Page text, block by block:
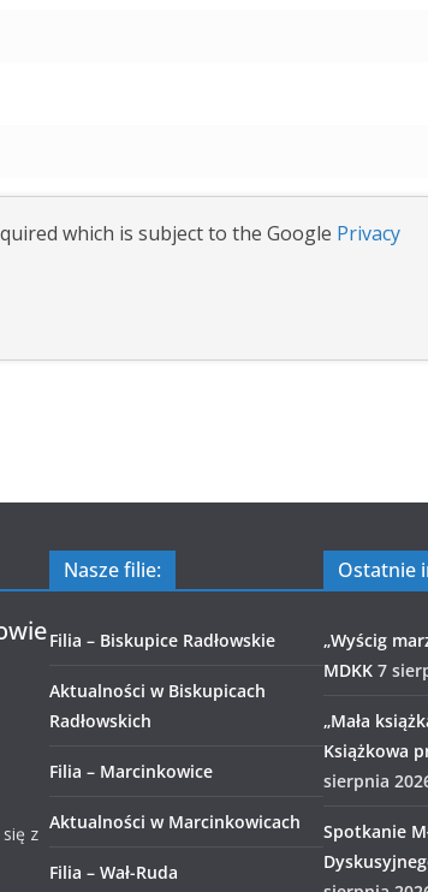
which is subject to the Google Privacy
z
Nasze filie:
Filia – Biskupice Radłowskie
Aktualności w Biskupicach
Radłowskich
Filia – Marcinkowice
Aktualności w Marcinkowicach
Filia – Wał-Ruda
Ostatnie
„Wyścig
MDKK 7
„Mała
Książkowa
sierpnia
Spotkanie